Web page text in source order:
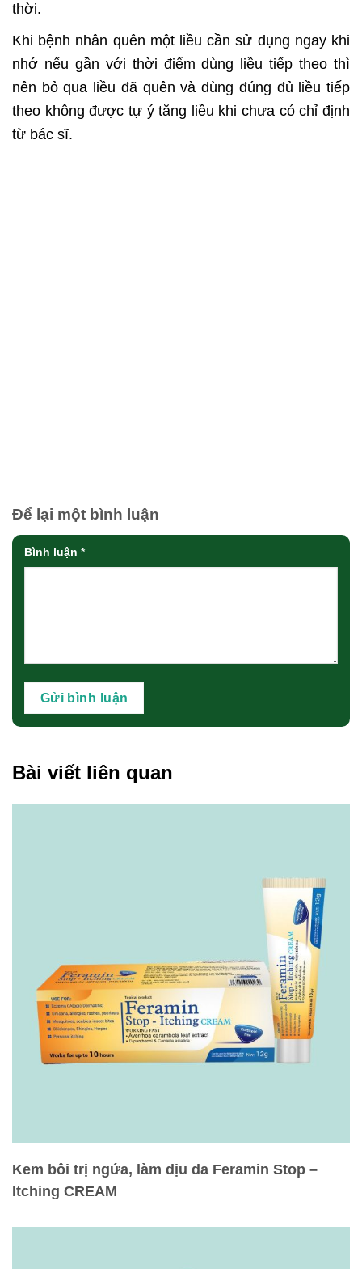
thời.
Khi bệnh nhân quên một liều cần sử dụng ngay khi
nhớ nếu gần với thời điểm dùng liều tiếp theo thì
nên bỏ qua liều đã quên và dùng đúng đủ liều tiếp
theo không được tự ý tăng liều khi chưa có chỉ định
từ bác sĩ.
Để lại một bình luận
Bình luận *
Bài viết liên quan
Kem bôi trị ngứa, làm dịu da Feramin Stop –
Itching CREAM